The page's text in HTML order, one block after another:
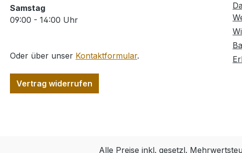
Samstag
09:00 - 14:00 Uhr
Oder über unser Kontaktformular.
Vertrag widerrufen
Alle Preise inkl. gesetzl.